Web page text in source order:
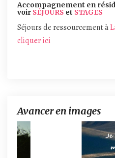
Accompagnement en
voir SÉJOURS et STAGES
Séjours de ressourcement à
cliquer ici
Avancer en images